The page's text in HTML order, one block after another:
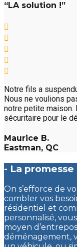
“LA solution !”
Notre fils a
Nous ne voulions
notre petite
sécuritaire pour le
Maurice B.
Eastman, QC
- La
On s’efforce de
combler vos
résidentiel et
personnalisé,
moyen
déménagement,